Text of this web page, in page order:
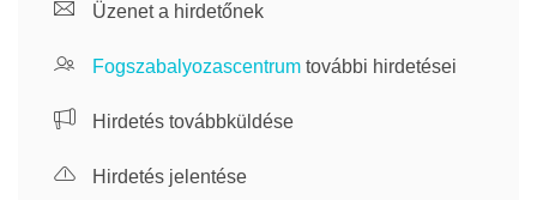
Üzenet a hirdetőnek
Fogszabalyozascentrum további hirdetései
Hirdetés továbbküldése
Hirdetés jelentése